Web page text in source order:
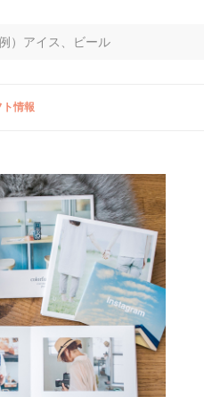
ト情報